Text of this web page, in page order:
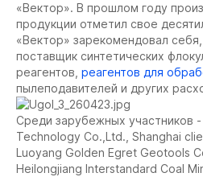
«Вектор». В прошлом году
продукции отметил свое
«Вектор» зарекомендовал
поставщик синтетических
реагентов, реагентов для
пылеподавителей и других
Среди зарубежных участников -
Technology Co.,Ltd., Shanghai
Luoyang Golden Egret Geotools
Heilongjiang Interstandard Coal